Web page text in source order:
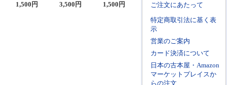
ご注文にあたって
特定商取引法に基く表
示
営業のご案内
カード決済について
日本の古本屋・Amazon
マーケットプレイスか
らの注文
1,500円
3,500円
1,500円